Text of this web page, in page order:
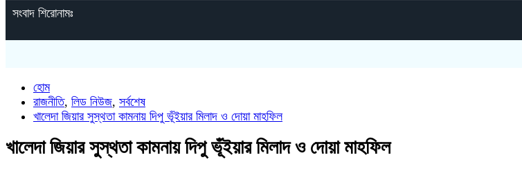
সংবাদ শিরোনামঃ
হোম
রাজনীতি, লিড নিউজ, সর্বশেষ
খালেদা জিয়ার সুস্থতা কামনায় দিপু ভূঁইয়ার মিলাদ ও দোয়া মাহফিল
খালেদা জিয়ার সুস্থতা কামনায় দিপু ভূঁইয়ার মিলাদ ও দোয়া মাহফিল